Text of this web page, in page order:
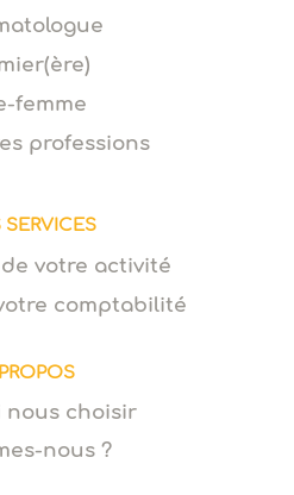
femme
professions
SERVICES
votre activité
comptabilité
nous choisir
nous ?